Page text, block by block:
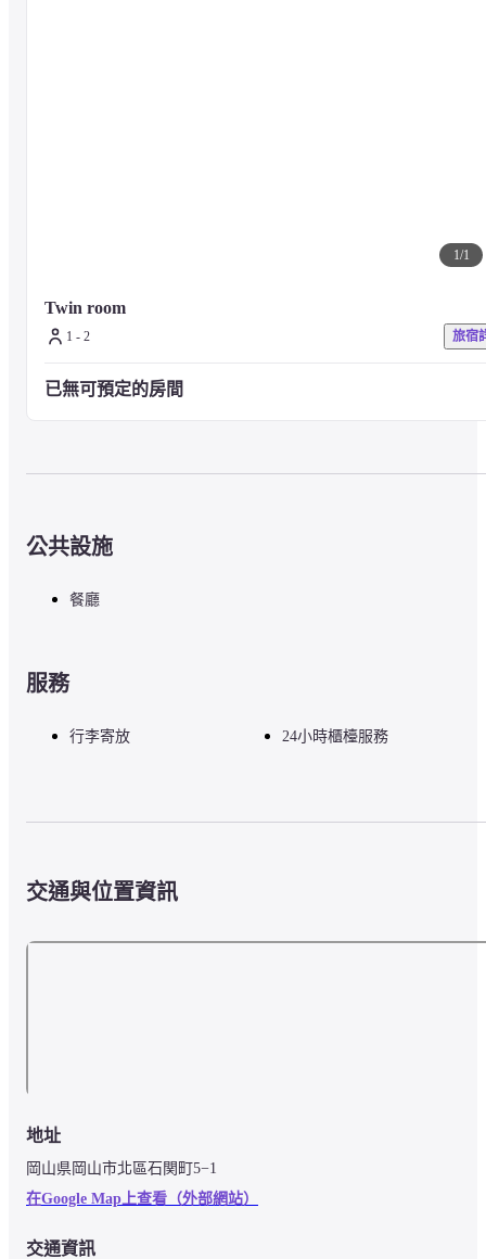
1/1
Twin room
1 - 2 旅宿
已無可預定的房間
公共設施
餐廳
服務
行李寄放 24小時櫃檯服務
交通與位置資訊
地址
岡山県岡山市北區石関町5−1
在Google Map上查看（外部網站）
交通資訊